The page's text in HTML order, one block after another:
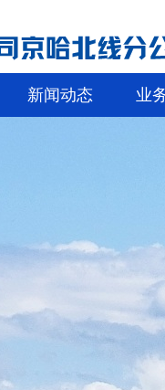
新闻动态 业